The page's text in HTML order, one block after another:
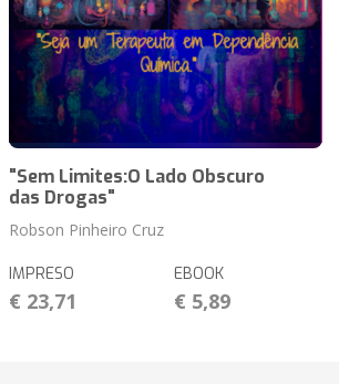
"Sem Limites:O Lado Obscuro
das Drogas"
Robson Pinheiro Cruz
IMPRESO
€ 23,71
EBOOK
€ 5,89